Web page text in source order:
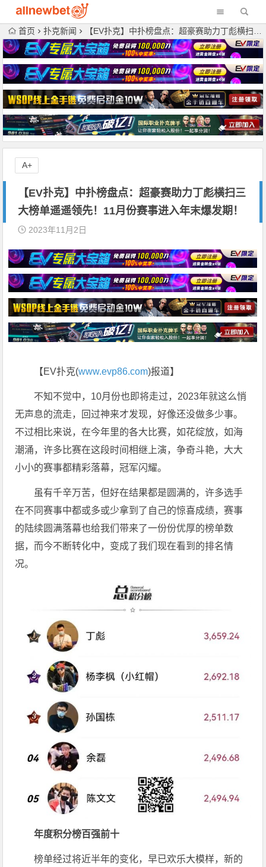
首页 扑克新闻 【EV扑克】中扑榜盘点：超豪赛助力丁彪横扫三大榜单遥遥领先！11月份赛事进入年末爆发期！
【EV扑克】中扑榜盘点：超豪赛助力丁彪横扫三
大榜单遥遥领先！11月份赛事进入年末爆发期！
2023年11月2日
【EV扑克(www.evp86.com)报道】
不知不觉中，10月份也即将走过，2023年就这么悄
无声息的流走，回过神来才发现，好像还没做多少事。
不过相比来说，在今年里的各大比赛，如花绽放，如海
潮涌，许多比赛在这段时间相继上演，争奇斗艳，大大
小小的赛事都精彩落幕，冠军闪耀。
虽有千辛万苦，但好在结果都是圆满的，许多选手
在不同赛事中都或多或少拿到了自己的惊喜成绩，赛事
的陆续圆满落幕也给我们带来了一份份优厚的榜单数
据，而今不断转化中，变成了我们现在看到的排名情
况。
年度积分榜百强前十
榜单经过将近半年的变化，早已欢乐大模样，新的
A+